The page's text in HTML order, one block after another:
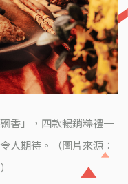
香」，四款暢銷粽禮一
人期待。（圖片來源：